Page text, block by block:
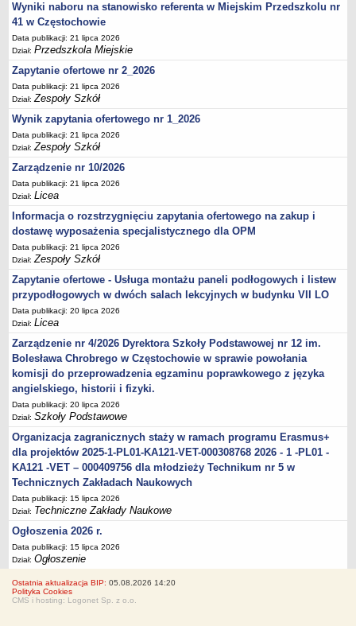
Wyniki naboru na stanowisko referenta w Miejskim Przedszkolu nr
41 w Częstochowie
Data publikacji: 21 lipca 2026
Dział:Przedszkola Miejskie
Zapytanie ofertowe nr 2_2026
Data publikacji: 21 lipca 2026
Dział:Zespoły Szkół
Wynik zapytania ofertowego nr 1_2026
Data publikacji: 21 lipca 2026
Dział:Zespoły Szkół
Zarządzenie nr 10/2026
Data publikacji: 21 lipca 2026
Dział:Licea
Informacja o rozstrzygnięciu zapytania ofertowego na zakup i
dostawę wyposażenia specjalistycznego dla OPM
Data publikacji: 21 lipca 2026
Dział:Zespoły Szkół
Zapytanie ofertowe - Usługa montażu paneli podłogowych i listew
przypodłogowych w dwóch salach lekcyjnych w budynku VII LO
Data publikacji: 20 lipca 2026
Dział:Licea
Zarządzenie nr 4/2026 Dyrektora Szkoły Podstawowej nr 12 im.
Bolesława Chrobrego w Częstochowie w sprawie powołania
komisji do przeprowadzenia egzaminu poprawkowego z języka
angielskiego, historii i fizyki.
Data publikacji: 20 lipca 2026
Dział:Szkoły Podstawowe
Organizacja zagranicznych staży w ramach programu Erasmus+
dla projektów 2025-1-PL01-KA121-VET-000308768 2026 - 1 -PL01 -
KA121 -VET – 000409756 dla młodzieży Technikum nr 5 w
Technicznych Zakładach Naukowych
Data publikacji: 15 lipca 2026
Dział: Techniczne Zakłady Naukowe
Ogłoszenia 2026 r.
Data publikacji: 15 lipca 2026
Dział:Ogłoszenie
Ostatnia aktualizacja BIP: 05.08.2026 14:20
Polityka Cookies
CMS i hosting: Logonet Sp. z o.o.